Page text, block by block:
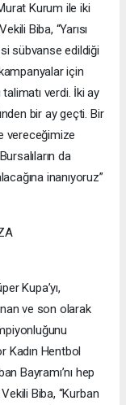
Kurum ile iki
Biba, “Yarısı
sübvanse edildiği
için
talimatı verdi. İki ay
bir ay geçti. Bir
vereceğimize
da
inanıyoruz”
Kupa’yı,
ve son olarak
Kadın Hentbol
Bayramı’nı hep
Biba, “Kurban